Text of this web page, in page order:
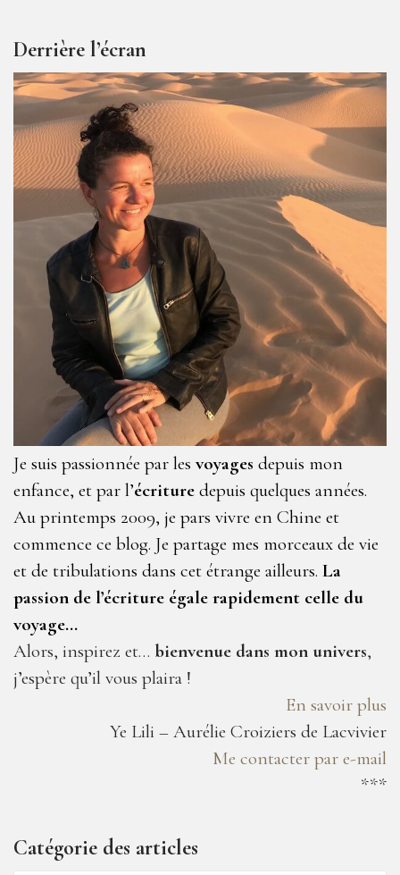
Derrière l’écran
Je suis passionnée par les voyages depuis mon
enfance, et par l’écriture depuis quelques années.
Au printemps 2009, je pars vivre en Chine et
commence ce blog. Je partage mes morceaux de vie
et de tribulations dans cet étrange ailleurs. La
passion de l’écriture égale rapidement celle du
voyage…
Alors, inspirez et… bienvenue dans mon univers,
j’espère qu’il vous plaira !
En savoir plus
Ye Lili – Aurélie Croiziers de Lacvivier
Me contacter par e-mail
***
Catégorie des articles